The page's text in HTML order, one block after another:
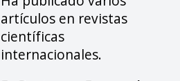
artículos en revistas
científicas
internacionales.